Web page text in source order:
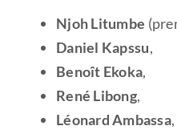
Njoh Litumbe
Daniel Kapssu,
Benoît Ekoka,
René Libong,
Léonard Ambassa,